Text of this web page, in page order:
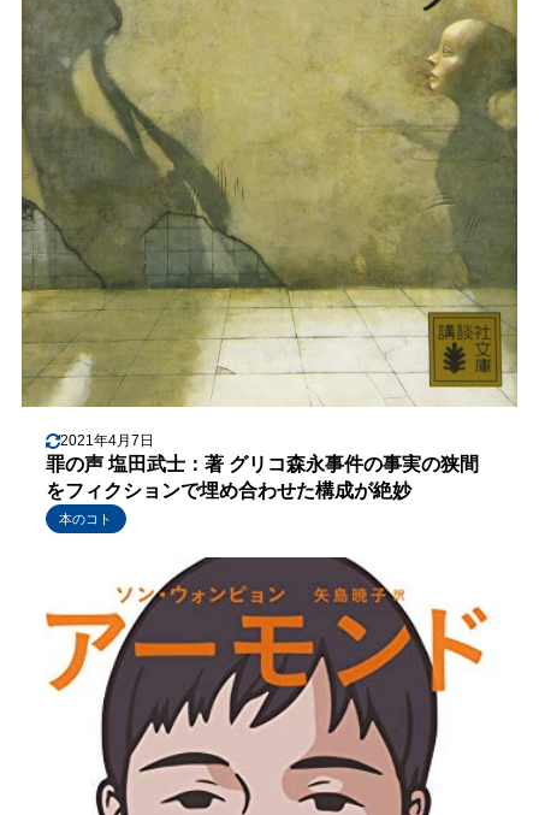
2021年4月7日
罪の声 塩田武士：著 グリコ森永事件の事実の狭間
をフィクションで埋め合わせた構成が絶妙
本のコト